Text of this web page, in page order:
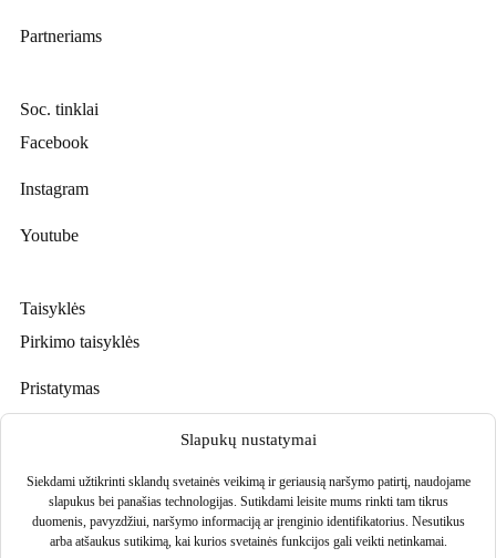
Slapukų nustatymai
Siekdami užtikrinti sklandų svetainės veikimą ir geriausią naršymo patirtį, naudojame
slapukus bei panašias technologijas. Sutikdami leisite mums rinkti tam tikrus
duomenis, pavyzdžiui, naršymo informaciją ar įrenginio identifikatorius. Nesutikus
arba atšaukus sutikimą, kai kurios svetainės funkcijos gali veikti netinkamai.
Partneriams
Soc. tinklai
Facebook
Instagram
Youtube
Taisyklės
Pirkimo taisyklės
Pristatymas
Privatumo politika